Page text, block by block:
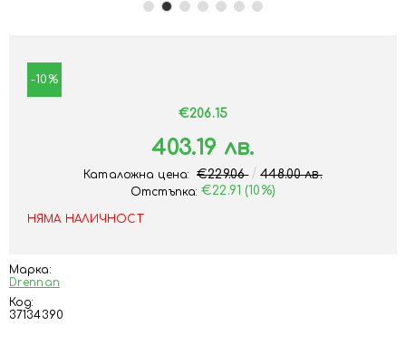
Марка:
Drennan
Код:
37134390
-10%
€206.15
403.19 лв.
Каталожна цена: €229.06 448.00 лв.
Отстъпка: €22.91 (10%)
НЯМА НАЛИЧНОСТ